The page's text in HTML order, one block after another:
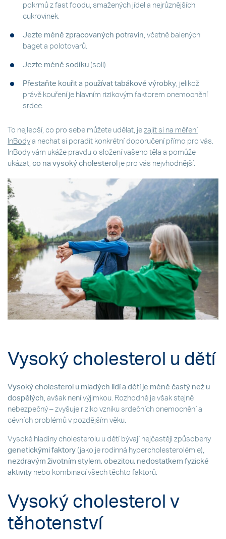
pokrmů z fast foodu, smažených jídel a nejrůznějších
cukrovinek.
Jezte méně zpracovaných potravin , včetně balených
baget a polotovarů.
Jezte méně sodíku (soli).
Přestaňte kouřit a používat tabákové výrobky , jelikož
právě kouření je hlavním rizikovým faktorem onemocnění
srdce.
To nejlepší, co pro sebe můžete udělat, je zajít si na měření
InBodya nechat si poradit konkrétní doporučení přímo pro vás.
InBody vám ukáže pravdu o složení vašeho těla a pomůže
ukázat, co na vysoký cholesterol je pro vás nejvhodnější.
Vysoký cholesterol u dětí
Vysoký cholesterol u mladých lidí a dětí je méně častý než u
dospělých , avšak není výjimkou. Rozhodně je však stejně
nebezpečný – zvyšuje riziko vzniku srdečních onemocnění a
cévních problémů v pozdějším věku.
Vysoké hladiny cholesterolu u dětí bývají nejčastěji způsobeny
genetickými faktory (jako je rodinná hypercholesterolémie),
nezdravým životním stylem, obezitou, nedostatkem fyzické
aktivity nebo kombinací všech těchto faktorů.
Vysoký cholesterol v
těhotenství